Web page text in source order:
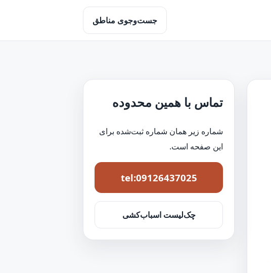
جست‌وجوی مناطق
تماس با همین محدوده
شماره زیر همان شماره ثبت‌شده برای
این صفحه است.
tel:09126437025
چک‌لیست اسباب‌کشی